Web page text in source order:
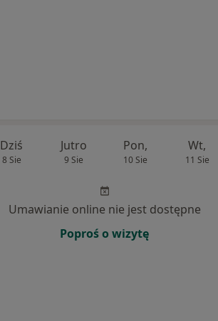
Dziś
8 Sie
Jutro
9 Sie
Pon,
10 Sie
Wt,
11 Sie
Umawianie online nie jest dostępne
Poproś o wizytę